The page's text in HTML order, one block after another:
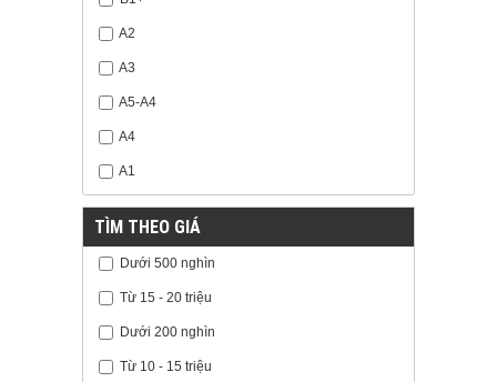
A2
A3
A5-A4
A4
A1
TÌM THEO GIÁ
Dưới 500 nghìn
Từ 15 - 20 triệu
Dưới 200 nghìn
Từ 10 - 15 triệu